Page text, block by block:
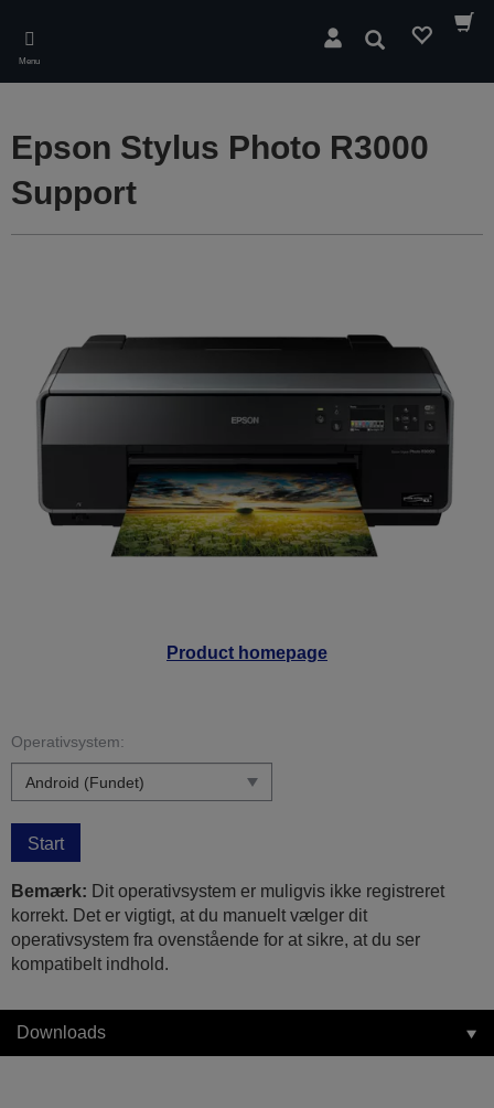
main
content
Menu
Søg
Product homepage
Epson Stylus Photo R3000
Support
Operativsystem:
Start
Bemærk: Dit operativsystem er muligvis ikke registreret
korrekt. Det er vigtigt, at du manuelt vælger dit
operativsystem fra ovenstående for at sikre, at du ser
kompatibelt indhold.
Downloads